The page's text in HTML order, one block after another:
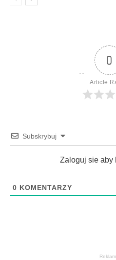
0
Article
Subskrybuj
Zaloguj sie aby
0 KOMENTARZY